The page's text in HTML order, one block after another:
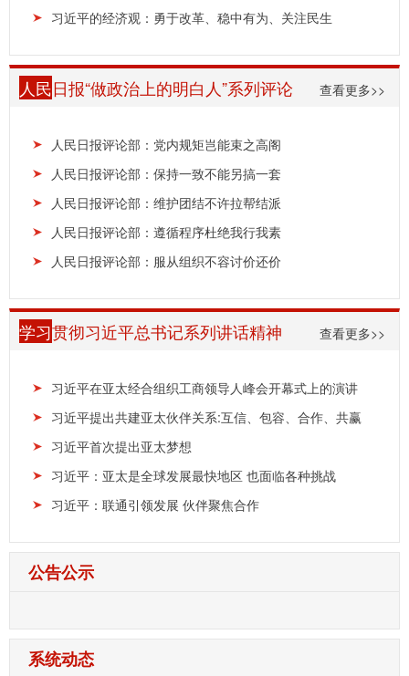
习近平的经济观：勇于改革、稳中有为、关注民生
人民日报“做政治上的明白人”系列评论 查看更多>>
人民日报评论部：党内规矩岂能束之高阁
人民日报评论部：保持一致不能另搞一套
人民日报评论部：维护团结不许拉帮结派
人民日报评论部：遵循程序杜绝我行我素
人民日报评论部：服从组织不容讨价还价
学习贯彻习近平总书记系列讲话精神 查看更多>>
习近平在亚太经合组织工商领导人峰会开幕式上的演讲
习近平提出共建亚太伙伴关系:互信、包容、合作、共赢
习近平首次提出亚太梦想
习近平：亚太是全球发展最快地区 也面临各种挑战
习近平：联通引领发展 伙伴聚焦合作
公告公示
系统动态